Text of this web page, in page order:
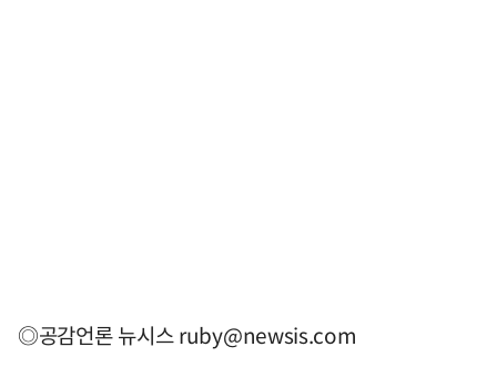
◎공감언론 뉴시스ruby@newsis.com